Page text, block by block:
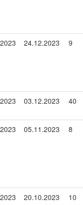
24.12.2023 9
03.12.2023 40
05.11.2023 8
20.10.2023 10